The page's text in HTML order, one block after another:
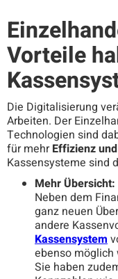
Vorteile
Die Digitalisierung
Arbeiten. Der
Technologien sind
für mehrEffizienz
Kassensysteme sind
Mehr Übersicht:
Neben dem
ganz neuen
andere
Kassensystem
ebenso möglich
Sie haben